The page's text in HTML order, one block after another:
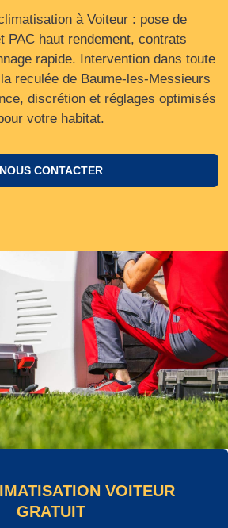
à Voiteur : pose de
PAC haut rendement, contrats
rapide. Intervention dans toute
reculée de Baume‑les‑Messieurs
discrétion et réglages optimisés
votre habitat.
NOUS CONTACTER
VOITEUR
GRATUIT